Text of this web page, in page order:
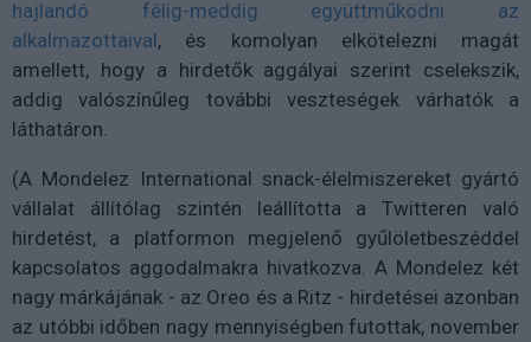
hajlandó félig-meddig együttműködni az
alkalmazottaival, és komolyan elkötelezni magát
amellett, hogy a hirdetők aggályai szerint cselekszik,
addig valószínűleg további veszteségek várhatók a
láthatáron.
(A Mondelez International snack-élelmiszereket gyártó
vállalat állítólag szintén leállította a Twitteren való
hirdetést, a platformon megjelenő gyűlöletbeszéddel
kapcsolatos aggodalmakra hivatkozva. A Mondelez két
nagy márkájának - az Oreo és a Ritz - hirdetései azonban
az utóbbi időben nagy mennyiségben futottak, november